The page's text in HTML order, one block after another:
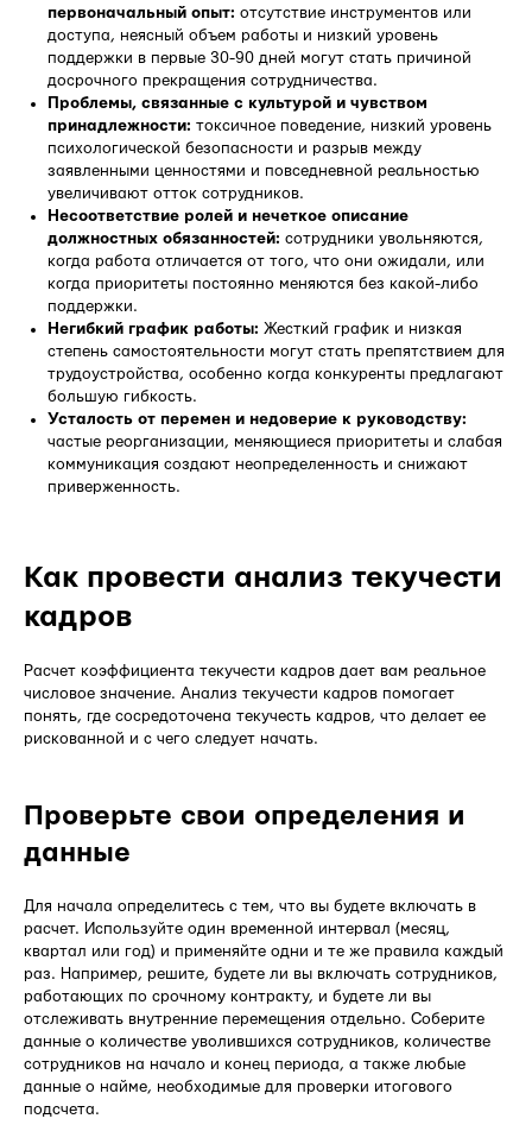
первоначальный опыт: отсутствие инструментов или
доступа, неясный объем работы и низкий уровень
поддержки в первые 30-90 дней могут стать причиной
досрочного прекращения сотрудничества.
Проблемы, связанные с культурой и чувством
принадлежности: токсичное поведение, низкий уровень
психологической безопасности и разрыв между
заявленными ценностями и повседневной реальностью
увеличивают отток сотрудников.
Несоответствие ролей и нечеткое описание
должностных обязанностей: сотрудники увольняются,
когда работа отличается от того, что они ожидали, или
когда приоритеты постоянно меняются без какой-либо
поддержки.
Негибкий график работы: Жесткий график и низкая
степень самостоятельности могут стать препятствием для
трудоустройства, особенно когда конкуренты предлагают
большую гибкость.
Усталость от перемен и недоверие к руководству:
частые реорганизации, меняющиеся приоритеты и слабая
коммуникация создают неопределенность и снижают
приверженность.
Как провести анализ текучести
кадров
Расчет коэффициента текучести кадров дает вам реальное
числовое значение. Анализ текучести кадров помогает
понять, где сосредоточена текучесть кадров, что делает ее
рискованной и с чего следует начать.
Проверьте свои определения и
данные
Для начала определитесь с тем, что вы будете включать в
расчет. Используйте один временной интервал (месяц,
квартал или год) и применяйте одни и те же правила каждый
раз. Например, решите, будете ли вы включать сотрудников,
работающих по срочному контракту, и будете ли вы
отслеживать внутренние перемещения отдельно. Соберите
данные о количестве уволившихся сотрудников, количестве
сотрудников на начало и конец периода, а также любые
данные о найме, необходимые для проверки итогового
подсчета.